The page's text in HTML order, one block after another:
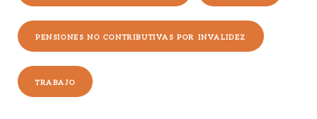
PENSIONES NO CONTRIBUTIVAS POR INVALIDEZ
TRABAJO